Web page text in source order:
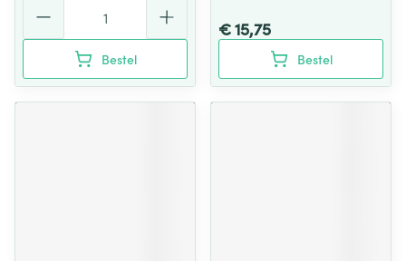
Bestel
€ 15,75
Bestel